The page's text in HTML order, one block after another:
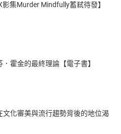
集Murder Mindfully蓄弒待發】
霍金的最終理論【電子書】
文化審美與流行趨勢背後的地位渴